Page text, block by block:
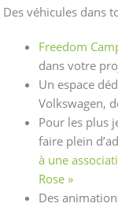
Des véhicules dans
Freedom
dans votre
Un espace
Volkswagen,
Pour les plus
faire plein
à une
Rose »
Des